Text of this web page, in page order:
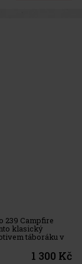
239 Campfire
klasický
táboráku v
1 300 Kč